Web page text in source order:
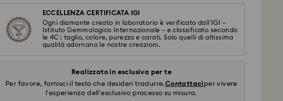
ECCELLENZA CERTIFICATA IGI
Ogni diamante creato in laboratorio è verificato dall’IGI –
Istituto Gemmologico Internazionale – e classificato secondo
le 4C : taglio, colore, purezza e carati. Solo quelli di altissima
qualità adornano le nostre creazioni.
Realizzato in esclusiva per te
Per favore, fornisci il testo che desideri tradurre.Contattaci per vivere
l'esperienza dell'esclusivo processo su misura.